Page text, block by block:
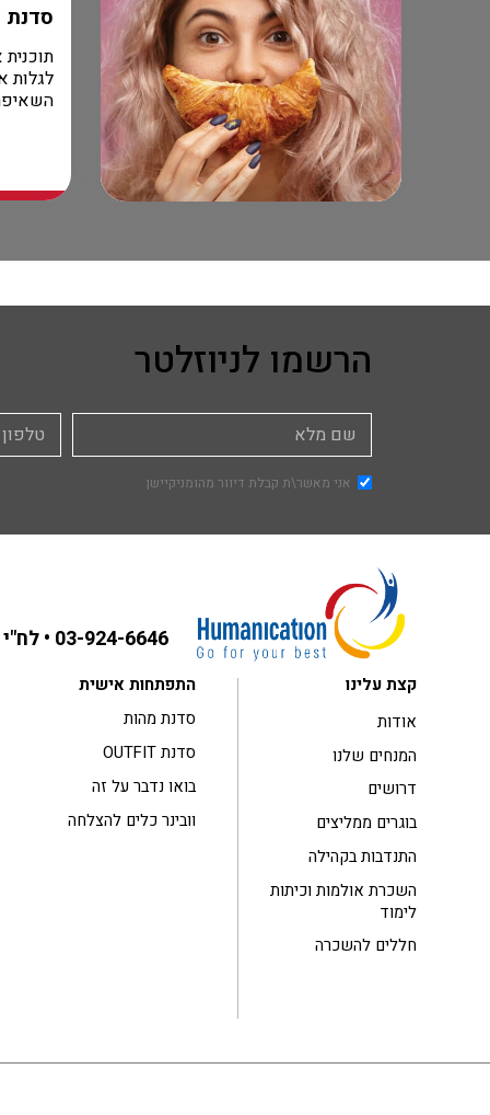
סדנת
לגלות
הרשמו לניוזלטר
אני מאשר\ת קבלת דיוור מהומניקיישן
03-924-6646 • לח"י 31 בני ברק ,קומה 3
קצת עלינו
אודות
המנחים שלנו
דרושים
בוגרים ממליצים
התנדבות בקהילה
השכרת אולמות וכיתות
לימוד
חללים להשכרה
התפתחות אישית
סדנת מהות
סדנת OUTFIT
בואו נדבר על זה
וובינר כלים להצלחה